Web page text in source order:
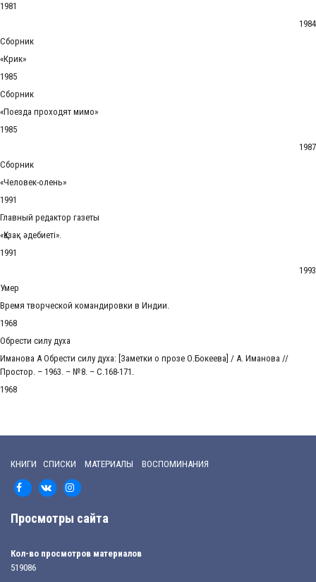
1981
1984
Сборник
«Крик»
1985
Сборник
«Поезда проходят мимо»
1985
1987
Сборник
«Человек-олень»
1991
Главный редактор газеты
«Қазақ әдебиеті».
1991
1993
Умер
Время творческой командировки в Индии.
1968
Обрести силу духа
Иманова А Обрести силу духа: [Заметки о прозе О.Бокеева] / А. Иманова //
Простор. – 1963. – №8. – С.168-171.
1968
КНИГИ СПИСКИ МАТЕРИАЛЫ ВОСПОМИНАНИЯ
Просмотры сайта
Кол-во просмотров материалов
519086